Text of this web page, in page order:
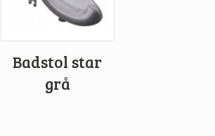
Badstol star
grå